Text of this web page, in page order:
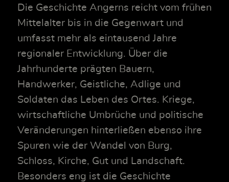
Die Geschichte Angerns reicht vom frühen
Mittelalter bis in die Gegenwart und
umfasst mehr als eintausend Jahre
regionaler Entwicklung. Über die
Jahrhunderte prägten Bauern,
Handwerker, Geistliche, Adlige und
Soldaten das Leben des Ortes. Kriege,
wirtschaftliche Umbrüche und politische
Veränderungen hinterließen ebenso ihre
Spuren wie der Wandel von Burg,
Schloss, Kirche, Gut und Landschaft.
Besonders eng ist die Geschichte